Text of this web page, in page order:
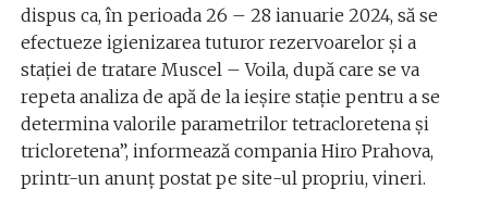
dispus ca, în perioada 26 – 28 ianuarie 2024, să se
efectueze igienizarea tuturor rezervoarelor şi a
staţiei de tratare Muscel – Voila, după care se va
repeta analiza de apă de la ieşire staţie pentru a se
determina valorile parametrilor tetracloretena şi
tricloretena”, informează compania Hiro Prahova,
printr-un anunţ postat pe site-ul propriu, vineri.